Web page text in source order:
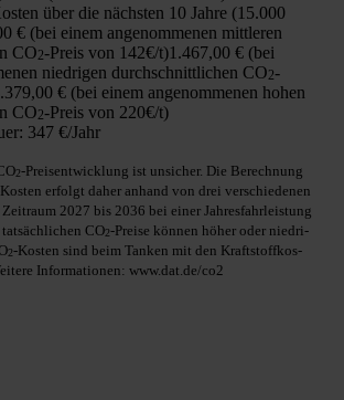
über die nächs­ten 10 Jah­re (15.000
€ (bei einem ange­nom­me­nen mitt­le­ren
CO2-Preis von 142€/t)1.467,00 € (bei
nied­ri­gen durch­schnitt­li­chen CO2-
€ (bei einem ange­nom­me­nen hohen
CO2-Preis von 220€/t)
347 €/Jahr
2-Preis­ent­wick­lung ist unsi­cher. Die Berech­nung
erfolgt daher anhand von drei ver­schie­de­nen
2027 bis 2036 bei einer Jah­res­fahr­leis­tung
CO2-Prei­se kön­nen höher oder nied­ri­
2-Kos­ten sind beim Tan­ken mit den Kraft­stoff­kos­
Infor­ma­tio­nen: www.dat.de/co2